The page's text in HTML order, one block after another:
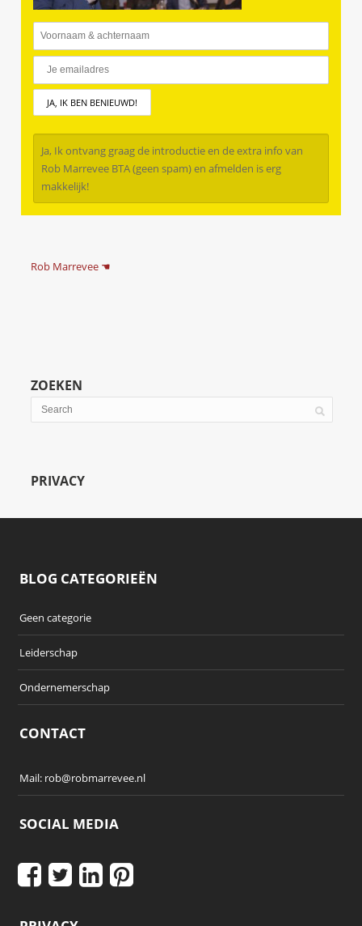
Ja, Ik ontvang graag de introductie en de extra info van
Rob Marrevee BTA (geen spam) en afmelden is erg
makkelijk!
Rob Marrevee ☚
ZOEKEN
PRIVACY
BLOG CATEGORIEËN
Geen categorie
Leiderschap
Ondernemerschap
CONTACT
Mail: rob@robmarrevee.nl
SOCIAL MEDIA